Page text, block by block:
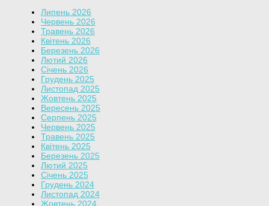
Липень 2026
Червень 2026
Травень 2026
Квітень 2026
Березень 2026
Лютий 2026
Січень 2026
Грудень 2025
Листопад 2025
Жовтень 2025
Вересень 2025
Серпень 2025
Червень 2025
Травень 2025
Квітень 2025
Березень 2025
Лютий 2025
Січень 2025
Грудень 2024
Листопад 2024
Жовтень 2024